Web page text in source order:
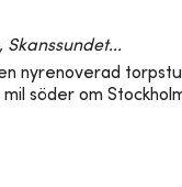
Skanssundet...
nyrenoverad
söder om